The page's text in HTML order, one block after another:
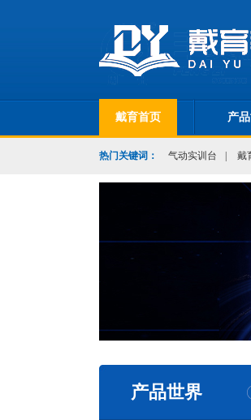
戴育首页 产
热门关键词： 气动实训台 戴
产品世界